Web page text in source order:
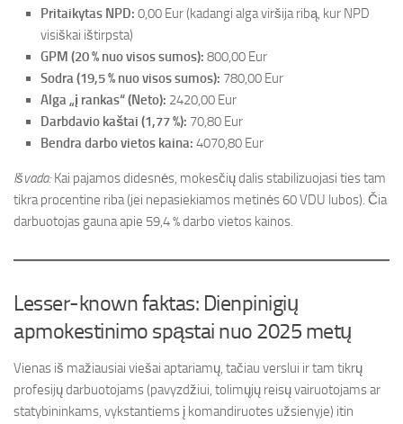
Pritaikytas NPD: 0,00 Eur (kadangi alga viršija ribą, kur NPD
visiškai ištirpsta)
GPM (20 % nuo visos sumos): 800,00 Eur
Sodra (19,5 % nuo visos sumos): 780,00 Eur
Alga „į rankas“ (Neto): 2420,00 Eur
Darbdavio kaštai (1,77 %): 70,80 Eur
Bendra darbo vietos kaina: 4070,80 Eur
Išvada: Kai pajamos didesnės, mokesčių dalis stabilizuojasi ties tam
tikra procentine riba (jei nepasiekiamos metinės 60 VDU lubos). Čia
darbuotojas gauna apie 59,4 % darbo vietos kainos.
Lesser-known faktas: Dienpinigių
apmokestinimo spąstai nuo 2025 metų
Vienas iš mažiausiai viešai aptariamų, tačiau verslui ir tam tikrų
profesijų darbuotojams (pavyzdžiui, tolimųjų reisų vairuotojams ar
statybininkams, vykstantiems į komandiruotes užsienyje) itin